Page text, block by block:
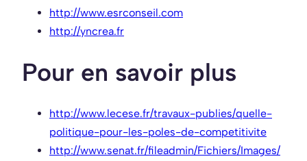
http://www.esrconseil.com
http://yncrea.fr
Pour en savoir plus
http://www.lecese.fr/travaux-publies/quelle-
politique-pour-les-poles-de-competitivite
http://www.senat.fr/fileadmin/Fichiers/Images/